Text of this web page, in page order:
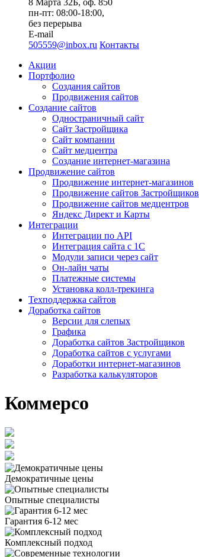
8 Марта 32Б, оф. 850
пн-пт: 08:00-18:00,
без перерыва
E-mail
505559@inbox.ru Контакты
Акции
Портфолио
Создания сайтов
Продвижения сайтов
Создание сайтов
Одностраничный сайт
Сайт Застройщика
Сайт компании
Сайт медцентра
Создание интернет-магазина
Продвижение сайтов
Продвижение интернет-магазинов
Продвижение сайтов Застройщиков
Продвижение сайтов медцентров
Яндекс Директ и Карты
Интеграции
Интеграции по API
Интеграция сайта с 1С
Модули записи через сайт
Он-лайн чаты
Платежные системы
Установка колл-трекинга
Техподдержка сайтов
Доработка сайтов
Версии для слепых
Графика
Доработка сайтов Застройщиков
Доработка сайтов с услугами
Доработки интернет-магазинов
Разработка калькуляторов
Коммерсо
Демократичные цены
Опытные специалисты
Гарантия 6-12 мес
Комплексный подход